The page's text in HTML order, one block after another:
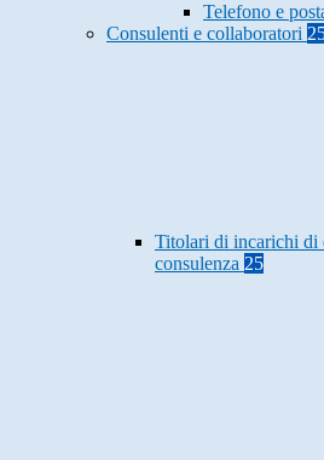
Telefono e
Consulenti e collaboratori
Titolari di incarichi di
consulenza 25